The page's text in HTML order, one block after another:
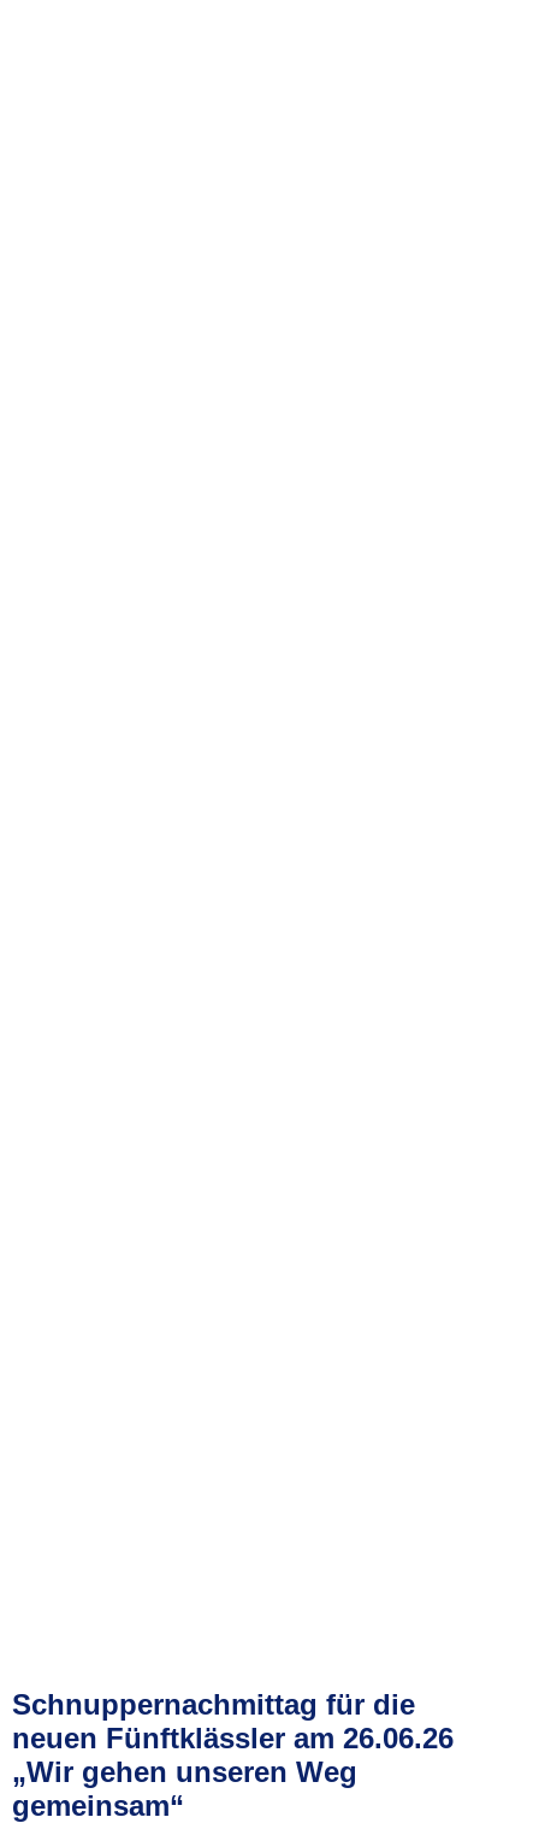
Schnuppernachmittag für die
neuen Fünftklässler am 26.06.26
„Wir gehen unseren Weg
gemeinsam“